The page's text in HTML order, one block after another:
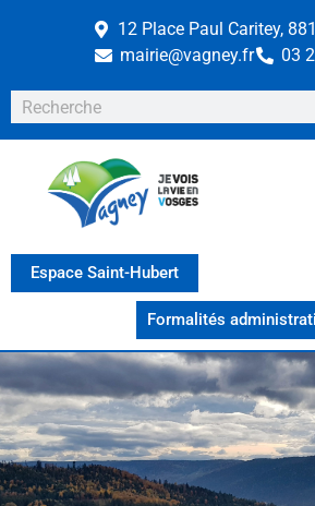
12 Place Paul Caritey,
mairie@vagney.fr
03
Espace Saint-Hubert
Formalités